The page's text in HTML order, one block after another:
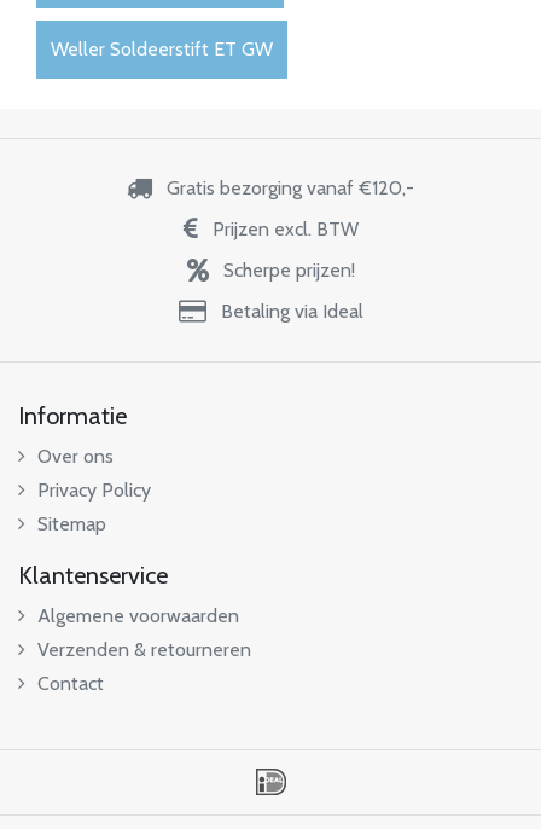
Weller Soldeerstift ET GW
Gratis bezorging vanaf €120,-
Prijzen excl. BTW
Scherpe prijzen!
Betaling via Ideal
Informatie
Over ons
Privacy Policy
Sitemap
Klantenservice
Algemene voorwaarden
Verzenden & retourneren
Contact